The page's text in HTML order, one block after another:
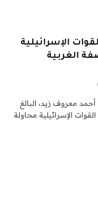
الإسرائيلية
الغربية
معروف زيد، البالغ
الإسرائيلية محاولة